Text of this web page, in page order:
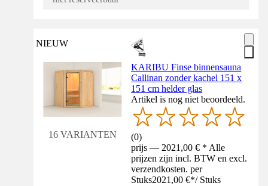
NIEUW
16 VARIANTEN
KARIBU Finse binnensauna
Callinan zonder kachel 151 x
151 cm helder glas
Artikel is nog niet beoordeeld.
(0)
prijs — 2021,00 € * Alle
prijzen zijn incl. BTW en excl.
verzendkosten. per
Stuks2021,00 €*/ Stuks